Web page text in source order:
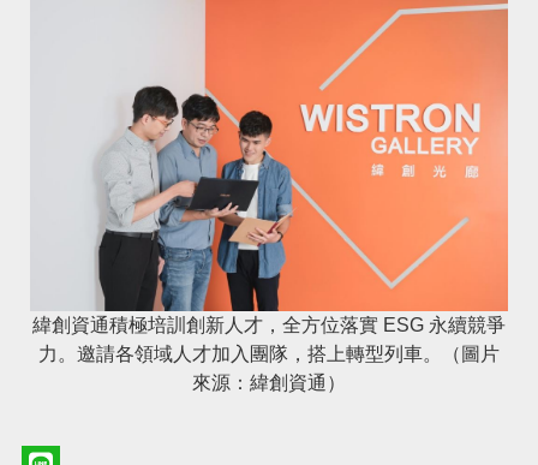
緯創資通積極培訓創新人才，全方位落實 ESG 永續競爭
力。邀請各領域人才加入團隊，搭上轉型列車。（圖片
來源：緯創資通）